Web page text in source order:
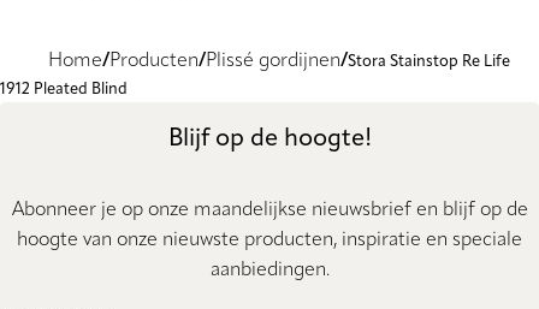
Home Producten Plissé gordijnen Stora Stainstop Re Life
1912 Pleated Blind
Blijf op de hoogte!
Abonneer je op onze maandelijkse nieuwsbrief en blijf op de
hoogte van onze nieuwste producten, inspiratie en speciale
aanbiedingen.